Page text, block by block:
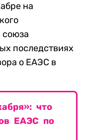
на
союза
последствиях
о ЕАЭС в
что
ЕАЭС по